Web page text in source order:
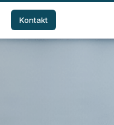
Kontakt